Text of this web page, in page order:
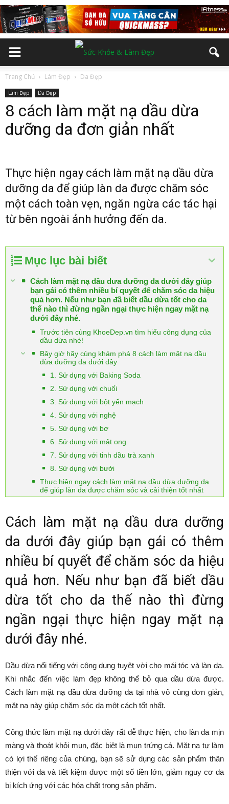
Trang Chủ Làm Đẹp Da Đẹp
Làm Đẹp Da Đẹp
8 cách làm mặt nạ dầu dừa
dưỡng da đơn giản nhất
Thực hiện ngay cách làm mặt nạ dầu dừa
dưỡng da để giúp làn da được chăm sóc
một cách toàn vẹn, ngăn ngừa các tác hại
từ bên ngoài ảnh hưởng đến da.
Mục lục bài biết
Cách làm mặt nạ dầu dưa dưỡng da dưới đây giúp
bạn gái có thêm nhiều bí quyết để chăm sóc da hiệu
quả hơn. Nếu như bạn đã biết dầu dừa tốt cho da
thế nào thì đừng ngần ngại thực hiện ngay mặt nạ
dưới đây nhé.
Trước tiên cùng KhoeDep.vn tìm hiểu công dụng của
dầu dừa nhé!
Bây giờ hãy cùng khám phá 8 cách làm mặt nạ dầu
dừa dưỡng da dưới đây
1. Sử dụng với Baking Soda
2. Sử dụng với chuối
3. Sử dụng với bột yến mạch
4. Sử dụng với nghệ
5. Sử dụng với bơ
6. Sử dụng với mật ong
7. Sử dụng với tinh dầu trà xanh
8. Sử dụng với bưởi
Thực hiện ngay cách làm mặt nạ dầu dừa dưỡng da
để giúp làn da được chăm sóc và cải thiện tốt nhất
Cách làm mặt nạ dầu dưa dưỡng
da dưới đây giúp bạn gái có thêm
nhiều bí quyết để chăm sóc da hiệu
quả hơn. Nếu như bạn đã biết dầu
dừa tốt cho da thế nào thì đừng
ngần ngại thực hiện ngay mặt nạ
dưới đây nhé.
Dầu dừa nổi tiếng với công dụng tuyệt vời cho mái tóc và làn da.
Khi nhắc đến việc làm đẹp không thể bỏ qua dầu dừa được.
Cách làm mặt nạ dầu dừa dưỡng da tại nhà vô cùng đơn giản,
mặt nạ này giúp chăm sóc da một cách tốt nhất.
Công thức làm mặt nạ dưới đây rất dễ thực hiện, cho làn da mịn
màng và thoát khỏi mụn, đặc biệt là mụn trứng cá. Mặt nạ tự làm
có lợi thế riêng của chúng, bạn sẽ sử dụng các sản phẩm thân
thiện với da và tiết kiệm được một số tiền lớn, giảm nguy cơ da
bị kích ứng với các hóa chất trong sản phẩm.